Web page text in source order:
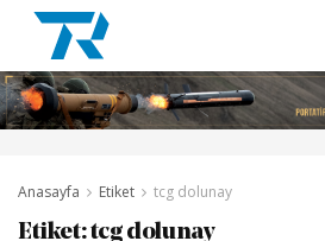
Anasayfa Etiket tcg dolunay
Etiket:tcg dolunay